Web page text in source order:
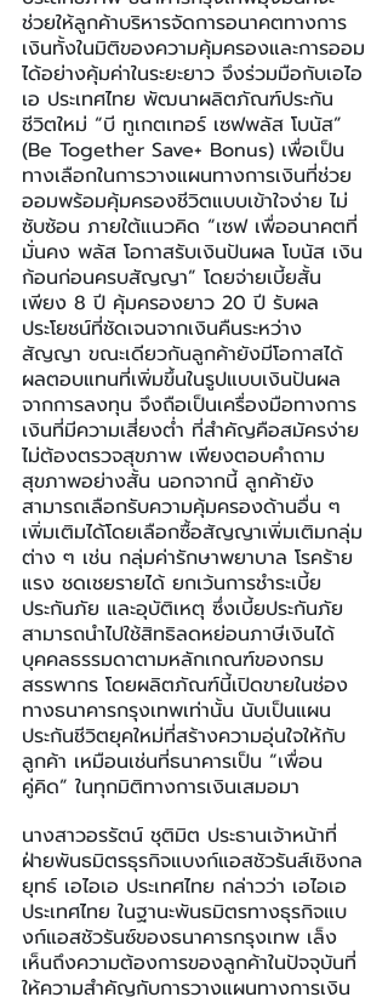
ช่วยให้ลูกค้าบริหารจัดการอนาคตทางการ
เงินทั้งในมิติของความคุ้มครองและการออม
ได้อย่างคุ้มค่าในระยะยาว จึงร่วมมือกับเอไอ
เอ ประเทศไทย พัฒนาผลิตภัณฑ์ประกัน
ชีวิตใหม่ “บี ทูเกตเทอร์ เซฟพลัส โบนัส”
(Be Together Save+ Bonus) เพื่อเป็น
ทางเลือกในการวางแผนทางการเงินที่ช่วย
ออมพร้อมคุ้มครองชีวิตแบบเข้าใจง่าย ไม่
ซับซ้อน ภายใต้แนวคิด “เซฟ เพื่ออนาคตที่
มั่นคง พลัส โอกาสรับเงินปันผล โบนัส เงิน
ก้อนก่อนครบสัญญา” โดยจ่ายเบี้ยสั้น
เพียง 8 ปี คุ้มครองยาว 20 ปี รับผล
ประโยชน์ที่ชัดเจนจากเงินคืนระหว่าง
สัญญา ขณะเดียวกันลูกค้ายังมีโอกาสได้
ผลตอบแทนที่เพิ่มขึ้นในรูปแบบเงินปันผล
จากการลงทุน จึงถือเป็นเครื่องมือทางการ
เงินที่มีความเสี่ยงต่ำ ที่สำคัญคือสมัครง่าย
ไม่ต้องตรวจสุขภาพ เพียงตอบคำถาม
สุขภาพอย่างสั้น นอกจากนี้ ลูกค้ายัง
สามารถเลือกรับความคุ้มครองด้านอื่น ๆ
เพิ่มเติมได้โดยเลือกซื้อสัญญาเพิ่มเติมกลุ่ม
ต่าง ๆ เช่น กลุ่มค่ารักษาพยาบาล โรคร้าย
แรง ชดเชยรายได้ ยกเว้นการชำระเบี้ย
ประกันภัย และอุบัติเหตุ ซึ่งเบี้ยประกันภัย
สามารถนำไปใช้สิทธิลดหย่อนภาษีเงินได้
บุคคลธรรมดาตามหลักเกณฑ์ของกรม
สรรพากร โดยผลิตภัณฑ์นี้เปิดขายในช่อง
ทางธนาคารกรุงเทพเท่านั้น นับเป็นแผน
ประกันชีวิตยุคใหม่ที่สร้างความอุ่นใจให้กับ
ลูกค้า เหมือนเช่นที่ธนาคารเป็น “เพื่อน
คู่คิด” ในทุกมิติทางการเงินเสมอมา
นางสาวอรรัตน์ ชุติมิต ประธานเจ้าหน้าที่
ฝ่ายพันธมิตรธุรกิจแบงก์แอสชัวรันส์เชิงกล
ยุทธ์ เอไอเอ ประเทศไทย กล่าวว่า เอไอเอ
ประเทศไทย ในฐานะพันธมิตรทางธุรกิจแบ
งก์แอสชัวรันซ์ของธนาคารกรุงเทพ เล็ง
เห็นถึงความต้องการของลูกค้าในปัจจุบันที่
ให้ความสำคัญกับการวางแผนทางการเงิน